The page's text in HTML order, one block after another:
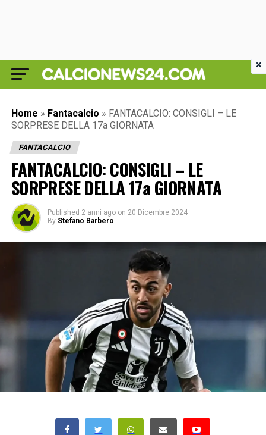
Home » Fantacalcio » FANTACALCIO: CONSIGLI – LE
SORPRESE DELLA 17a GIORNATA
FANTACALCIO
FANTACALCIO: CONSIGLI – LE
SORPRESE DELLA 17a GIORNATA
Published 2 anni ago on 20 Dicembre 2024
By Stefano Barbero
×